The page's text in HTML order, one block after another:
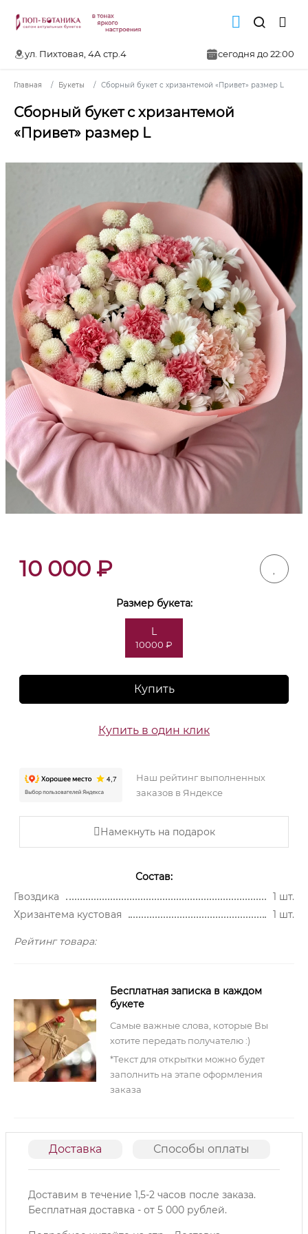
ул. Пихтовая, 4А стр.4 сегодня до 22:00
Главная Букеты Сборный букет с хризантемой «Привет» размер L
Сборный букет с хризантемой
«Привет» размер L
10 000 ₽
Размер букета:
L
10000 ₽
Купить
Купить в один клик
Наш рейтинг выполненных
заказов в Яндексе
Намекнуть на подарок
Состав:
Гвоздика
1 шт.
Хризантема кустовая
1 шт.
Рейтинг товара:
Бесплатная записка в каждом
букете
Самые важные слова, которые Вы
хотите передать получателю :)
*Текст для открытки можно будет
заполнить на этапе оформления
заказа
Доставка Способы оплаты
Доставим в течение 1,5-2 часов после заказа.
Бесплатная доставка - от 5 000 рублей.